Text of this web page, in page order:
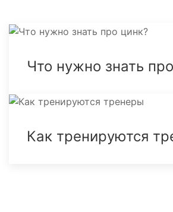
Что нужно знать
Как тренируются